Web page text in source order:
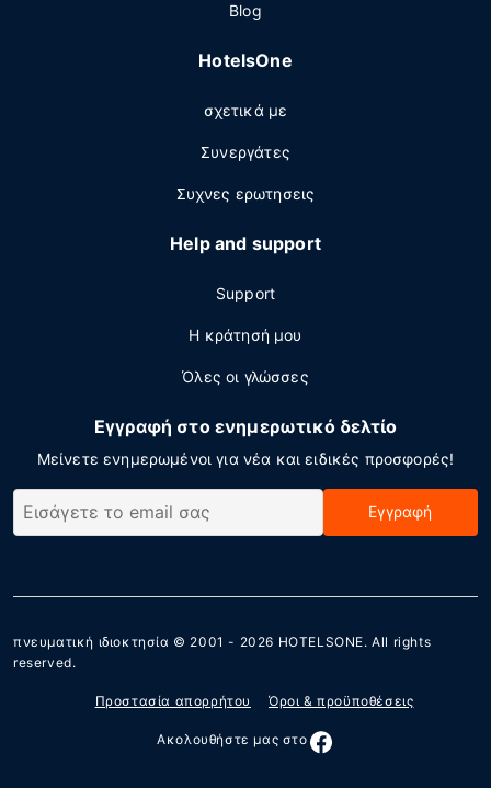
Blog
HotelsOne
σχετικά με
Συνεργάτες
Συχνες ερωτησεις
Help and support
Support
Η κράτησή μου
Όλες οι γλώσσες
Εγγραφή στο ενημερωτικό δελτίο
Μείνετε ενημερωμένοι για νέα και ειδικές προσφορές!
Εγγραφή
πνευματική ιδιοκτησία © 2001 - 2026 HOTELSONE. All rights
reserved.
Προστασία απορρήτου Όροι & προϋποθέσεις
Ακολουθήστε μας στο